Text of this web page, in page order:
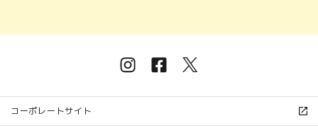
コーポレートサイト